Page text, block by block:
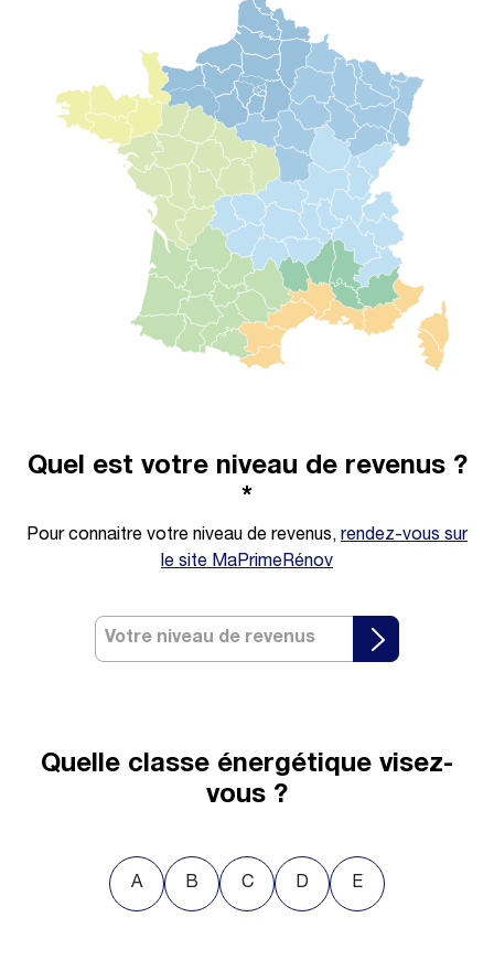
Quel est votre niveau de revenus ?
*
Pour connaitre votre niveau de revenus, rendez-vous sur
le site MaPrimeRénov
Votre niveau de revenus
Quelle classe énergétique visez-
vous ?
A B C D E